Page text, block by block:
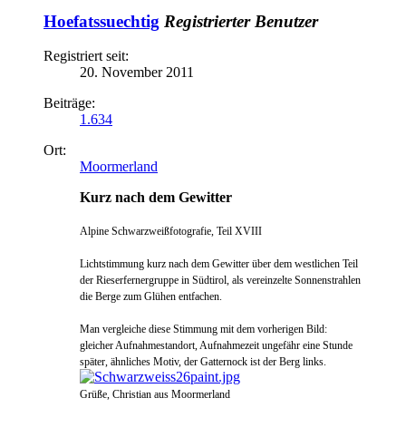
Hoefatssuechtig Registrierter Benutzer
Registriert seit:
20. November 2011
Beiträge:
1.634
Ort:
Moormerland
Kurz nach dem Gewitter
Alpine Schwarzweißfotografie, Teil XVIII
Lichtstimmung kurz nach dem Gewitter über dem westlichen Teil
der Rieserfernergruppe in Südtirol, als vereinzelte Sonnenstrahlen
die Berge zum Glühen entfachen.
Man vergleiche diese Stimmung mit dem vorherigen Bild:
gleicher Aufnahmestandort, Aufnahmezeit ungefähr eine Stunde
später, ähnliches Motiv, der Gatternock ist der Berg links.
Grüße, Christian aus Moormerland